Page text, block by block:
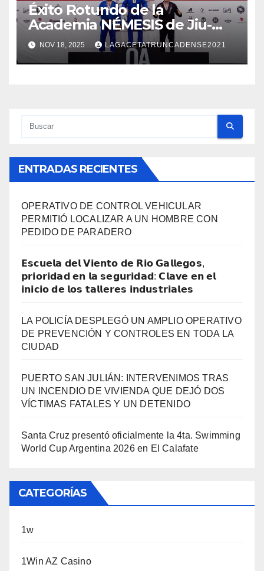
Éxito Rotundo de la
Academia NÉMESIS de Jiu-
Jitsu en el Open Argentina
NOV 18, 2025 LAGACETATRUNCADENSE2021
ENTRADAS RECIENTES
OPERATIVO DE CONTROL VEHICULAR
PERMITIÓ LOCALIZAR A UN HOMBRE CON
PEDIDO DE PARADERO
𝗘𝘀𝗰𝘂𝗲𝗹𝗮 𝗱𝗲𝗹 𝗩𝗶𝗲𝗻𝘁𝗼 𝗱𝗲 𝗥𝗶𝗼 𝗚𝗮𝗹𝗹𝗲𝗴𝗼𝘀,
𝗽𝗿𝗶𝗼𝗿𝗶𝗱𝗮𝗱 𝗲𝗻 𝗹𝗮 𝘀𝗲𝗴𝘂𝗿𝗶𝗱𝗮𝗱: 𝗖𝗹𝗮𝘃𝗲 𝗲𝗻 𝗲𝗹
𝗶𝗻𝗶𝗰𝗶𝗼 𝗱𝗲 𝗹𝗼𝘀 𝘁𝗮𝗹𝗹𝗲𝗿𝗲𝘀 𝗶𝗻𝗱𝘂𝘀𝘁𝗿𝗶𝗮𝗹𝗲𝘀
LA POLICÍA DESPLEGÓ UN AMPLIO OPERATIVO
DE PREVENCIÓN Y CONTROLES EN TODA LA
CIUDAD
PUERTO SAN JULIÁN: INTERVENIMOS TRAS
UN INCENDIO DE VIVIENDA QUE DEJÓ DOS
VÍCTIMAS FATALES Y UN DETENIDO
Santa Cruz presentó oficialmente la 4ta. Swimming
World Cup Argentina 2026 en El Calafate
CATEGORÍAS
1w
1Win AZ Casino